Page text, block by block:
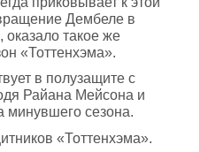
Дембеле в
такое же
«Тоттенхэма».
в полузащите с
Райана Мейсона и
минувшего сезона.